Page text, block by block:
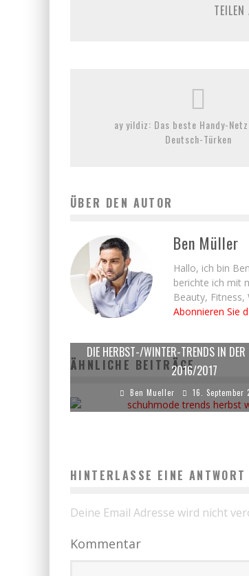
TEILEN
ay yildiz: Das beste Handy-
Deutsch-Türken
ÜBER DEN AUTOR
Ben Müller
Hallo, ich bin
berichte ich mit
Beauty, Fitness,
Abonnieren Sie
ÄHNLICHE BEITRÄGE
DIE HERBST-/WINTER-TRENDS IN DER
2016/2017
Ben Mueller 16. September
HINTERLASSE EINE ANTWORT
Deine Email Adresse wird nicht
Kommentar